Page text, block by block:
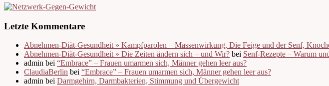
Letzte Kommentare
Abnehmen-Diät-Gesundheit » Kampfparolen – Massenwirkung, Die Feige und der Senf,
Abnehmen-Diät-Gesundheit » Die Zeiten ändern sich – und Wir? bei Senf-Rezepte – Warum
admin bei “Embrace” – Frauen umarmen sich, Männer gehen leer aus?
ClaudiaBerlin bei “Embrace” – Frauen umarmen sich, Männer gehen leer aus?
admin bei Darmgehirn, Darmbakterien, Stimmung und Übergewicht